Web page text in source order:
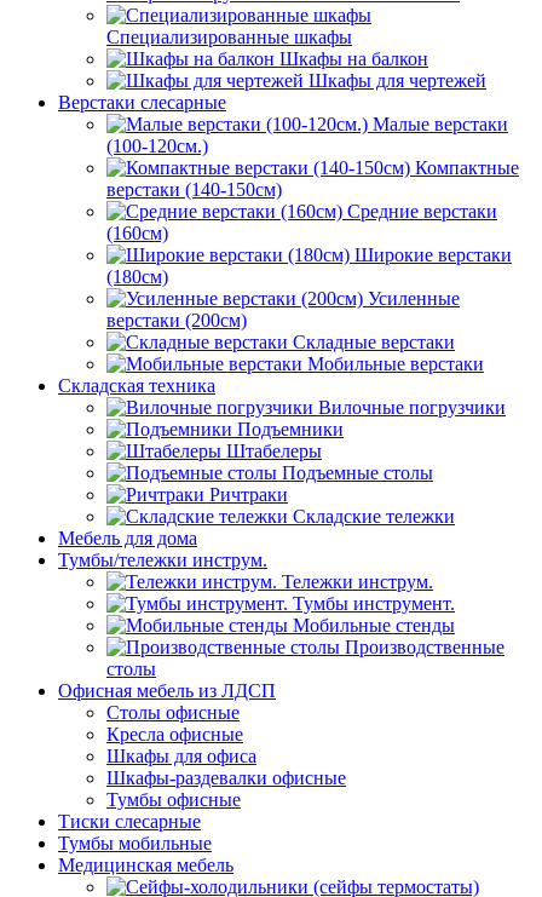
Специализированные шкафы
Шкафы на балкон
Шкафы для чертежей
Верстаки слесарные
Малые верстаки
(100-120см.)
Компактные
верстаки (140-150см)
Средние верстаки
(160см)
Широкие верстаки
(180см)
Усиленные
верстаки (200см)
Складные верстаки
Мобильные верстаки
Складская техника
Вилочные погрузчики
Подъемники
Штабелеры
Подъемные столы
Ричтраки
Складские тележки
Мебель для дома
Тумбы/тележки инструм.
Тележки инструм.
Тумбы инструмент.
Мобильные стенды
Производственные
столы
Офисная мебель из ЛДСП
Столы офисные
Кресла офисные
Шкафы для офиса
Шкафы-раздевалки офисные
Тумбы офисные
Тиски слесарные
Тумбы мобильные
Медицинская мебель